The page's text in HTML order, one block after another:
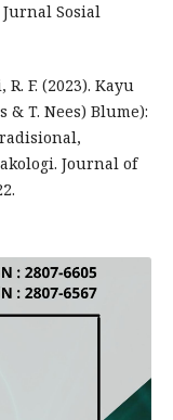
Sosial
F. (2023). Kayu
T. Nees) Blume):
Journal of